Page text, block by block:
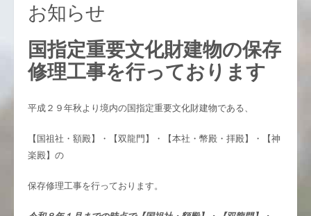
お知らせ
国指定重要文化財建物の保存
修理工事を行っております
平成２９年秋より境内の国指定重要文化財建物である、
【国祖社・額殿】・【双龍門】・【本社・幣殿・拝殿】・【神
楽殿】の
保存修理工事を行っております。